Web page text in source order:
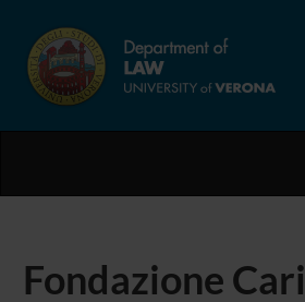
Fondazione